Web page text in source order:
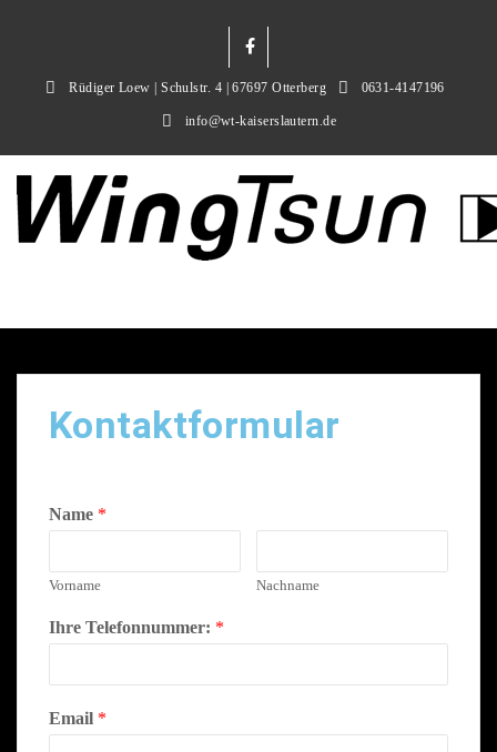
Rüdiger Loew | Schulstr. 4 | 67697 Otterberg 0631-4147196
info@wt-kaiserslautern.de
Kontaktformular
Name *
Vorname Nachname
Ihre Telefonnummer: *
Email *